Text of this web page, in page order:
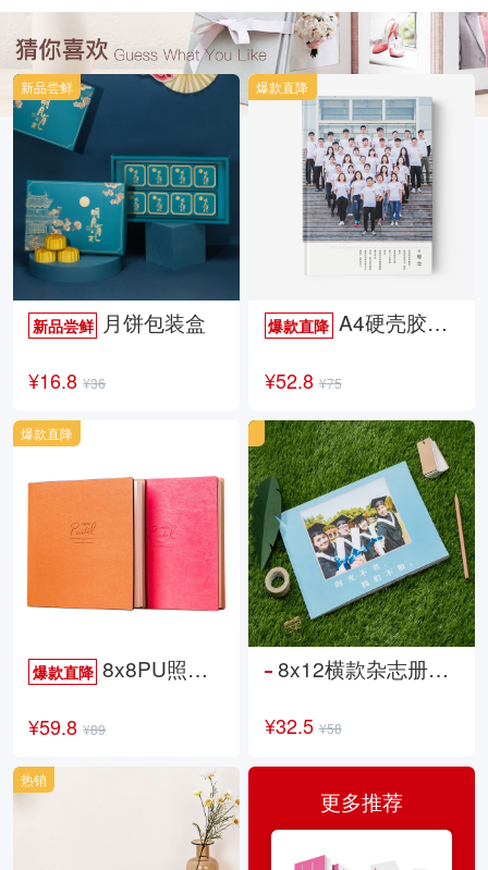
新品尝鲜 月饼包装盒
¥16.8 ¥36
新品尝鲜
爆款直降A4硬壳胶装照片书34p哑膜
¥52.8 ¥75
爆款直降
爆款直降 8x8PU照片书NewLife
¥59.8 ¥89
爆款直降
8x12横款杂志册26p
¥32.5 ¥58
热销
更多推荐